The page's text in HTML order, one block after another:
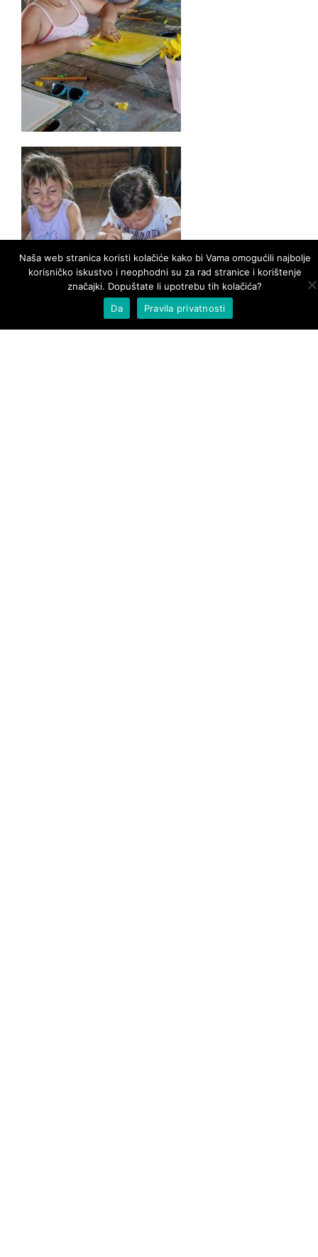
Naša web stranica koristi kolačiće kako bi Vama omogućili najbolje
korisničko iskustvo i neophodni su za rad stranice i korištenje
značajki. Dopuštate li upotrebu tih kolačića?
Da
Pravila privatnosti